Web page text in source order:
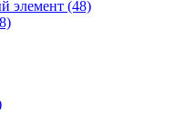
элемент (48)